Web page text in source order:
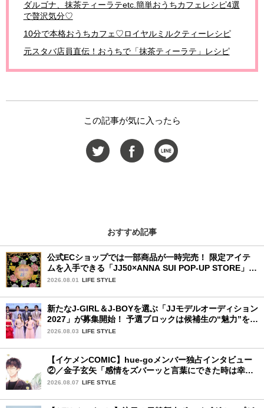
ダルゴナ、抹茶ティーラテetc.簡単おうちカフェレシピ4選
で贅沢気分♡
10分で本格おうちカフェ♡ロイヤルミルクティーレシピ
元スタバ店員直伝！おうちで「抹茶ティーラテ」レシピ
この記事が気に入ったら
おすすめ記事
公式ECショップでは一部商品が一時完売！ 限定アイテ
ムを入手できる「JJ50×ANNA SUI POP-UP STORE」が
広島で開催決定
2026.08.01 LIFE STYLE
新たなJ-GIRL＆J-BOYを選ぶ「JJモデルオーディション
2027」が募集開始！ 予選ブロックは候補生の“魅力”を重
視した「新システム」に変わります
2026.08.03 LIFE STYLE
【イケメンCOMIC】hue-goメンバー独占インタビュー
②／金子玄矢「感情をズバーッと言葉にできた時は幸
せ〜」
2026.08.07 LIFE STYLE